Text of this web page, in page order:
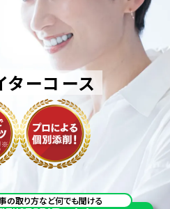
ーコース
の取り方など何でも聞ける